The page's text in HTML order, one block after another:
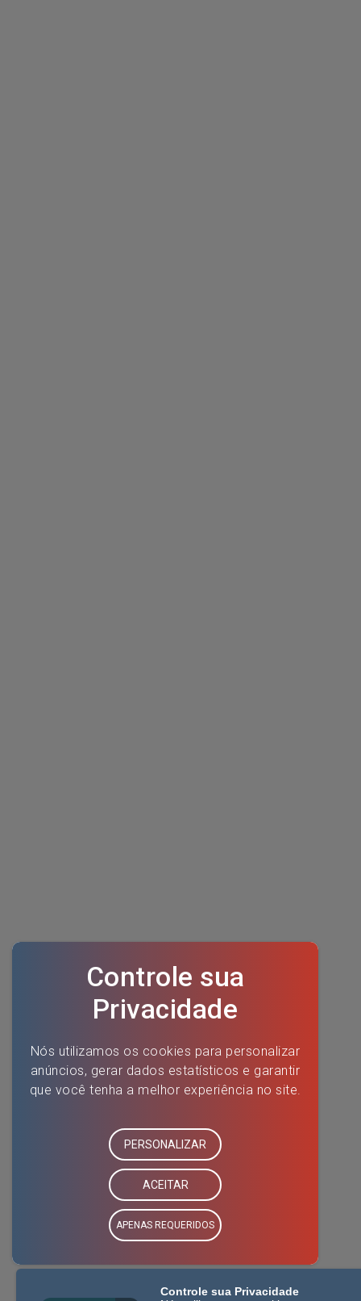
Controle sua Privacidade